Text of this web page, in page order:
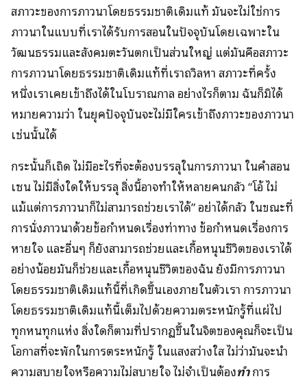
สภาวะของการภาวนาโดยธรรมชาติเดิมแท้ มันจะไม่ใช่การ
ภาวนาในแบบที่เราได้รับการสอนในปัจจุบันโดยเฉพาะใน
วัฒนธรรมและสังคมตะวันตกเป็นส่วนใหญ่ แต่มันคือสภาวะ
การภาวนาโดยธรรมชาติเดิมแท้ที่เราถวิลหา สภาวะที่ครั้ง
หนึ่งเราเคยเข้าถึงได้ในโบราณกาล อย่างไรก็ตาม ฉันก็มิได้
หมายความว่า ในยุคปัจจุบันจะไม่มีใครเข้าถึงภาวะของภาวนา
เช่นนั้นได้
กระนั้นก็เถิด ไม่มีอะไรที่จะต้องบรรลุในการภาวนา ในคำสอน
เซน ไม่มีสิ่งใดให้บรรลุ สิ่งนี้อาจทำให้หลายคนกลัว “โอ้ ไม่
แม้แต่การภาวนาก็ไม่สามารถช่วยเราได้” อย่าได้กลัว ในขณะที่
การนั่งภาวนาด้วยข้อกำหนดเรื่องท่าทาง ข้อกำหนดเรื่องการ
หายใจ และอื่นๆ ก็ยังสามารถช่วยและเกื้อหนุนชีวิตของเราได้
อย่างน้อยมันก็ช่วยและเกื้อหนุนชีวิตของฉัน ยังมีการภาวนา
โดยธรรมชาติเดิมแท้นี้ที่เกิดขึ้นเองภายในตัวเรา การภาวนา
โดยธรรมชาติเดิมแท้นี้เต็มไปด้วยความตระหนักรู้ที่แผ่ไป
ทุกหนทุกแห่ง สิ่งใดก็ตามที่ปรากฏขึ้นในจิตของคุณก็จะเป็น
โอกาสที่จะพักในการตระหนักรู้ ในแสงสว่างใส ไม่ว่ามันจะนำ
ความสบายใจหรือความไม่สบายใจ ไม่จำเป็นต้องทำการ